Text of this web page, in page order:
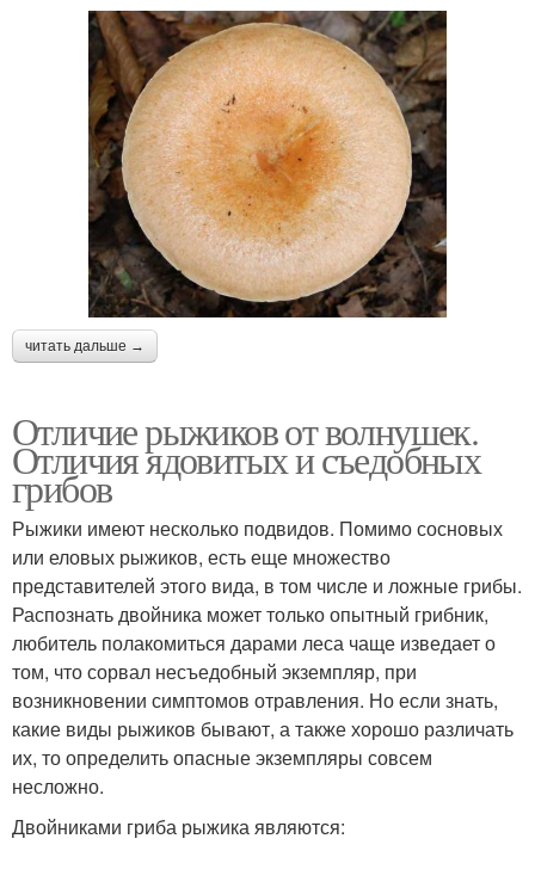
читать дальше →
Отличие рыжиков от волнушек.
Отличия ядовитых и съедобных
грибов
Рыжики имеют несколько подвидов. Помимо сосновых
или еловых рыжиков, есть еще множество
представителей этого вида, в том числе и ложные грибы.
Распознать двойника может только опытный грибник,
любитель полакомиться дарами леса чаще изведает о
том, что сорвал несъедобный экземпляр, при
возникновении симптомов отравления. Но если знать,
какие виды рыжиков бывают, а также хорошо различать
их, то определить опасные экземпляры совсем
несложно.
Двойниками гриба рыжика являются: